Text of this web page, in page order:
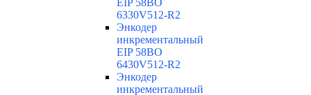
EIP 58BO
6330V512-R2
Энкодер
инкрементальный
EIP 58BO
6430V512-R2
Энкодер
инкрементальный